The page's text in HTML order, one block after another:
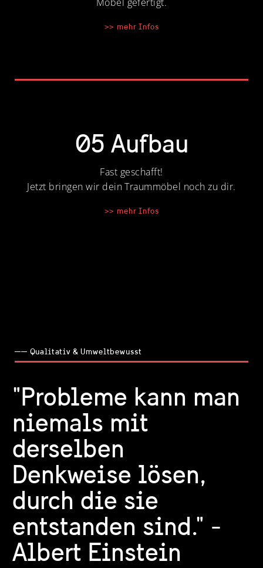
>> mehr Infos
05 Aufbau
Fast geschafft!
Jetzt bringen wir dein Traummöbel noch zu dir.
>> mehr Infos
── Qualitativ & Umweltbewusst
"Probleme kann man
niemals mit
derselben
Denkweise lösen,
durch die sie
entstanden sind." -
Albert Einstein